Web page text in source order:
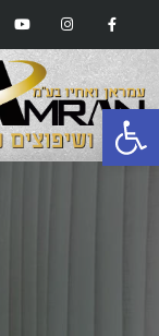
פתח סרגל נגישות